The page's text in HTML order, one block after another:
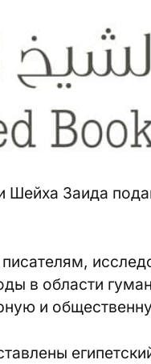
Шейха Заида
в области
и